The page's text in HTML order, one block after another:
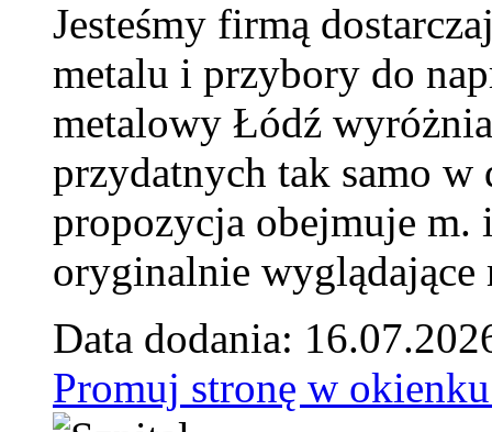
Jesteśmy firmą
metalu i przybory do
metalowy Łódź
przydatnych tak samo w
propozycja obejmuje m.
oryginalnie wyglądające
Data dodania:
Promuj stronę w